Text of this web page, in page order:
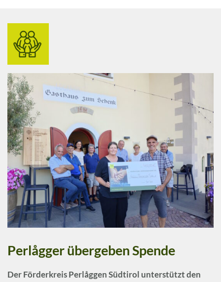
Perlågger übergeben Spende
Der Förderkreis Perlåggen Südtirol unterstützt den